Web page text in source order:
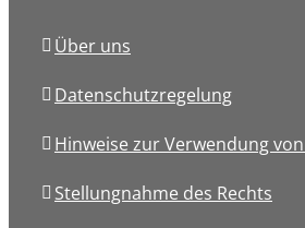
Über uns
Datenschutzregelung
Hinweise zur Verwendung
Stellungnahme des Rechts